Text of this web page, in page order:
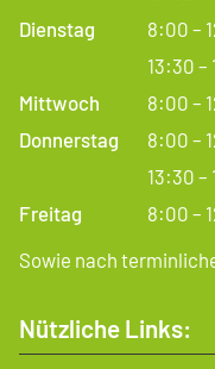
Dienstag
8:00 –
13:30 –
Mittwoch
8:00 –
Donnerstag
8:00 –
13:30 –
Freitag
8:00 –
Sowie nach
Nützliche Links: